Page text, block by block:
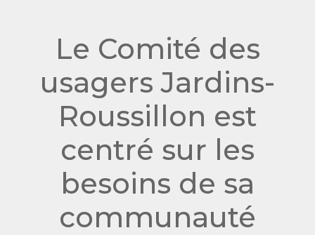
Le Comité des
usagers Jardins-
Roussillon est
centré sur les
besoins de sa
communauté